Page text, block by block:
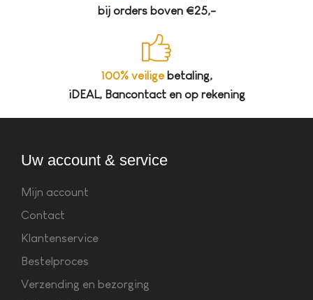
bij orders boven €25,-
100% veiligebetaling,
iDEAL, Bancontact en op rekening
Uw account & service
Mijn account
Contact
Klantenservice
Bestelproces
Verzending en bezorging